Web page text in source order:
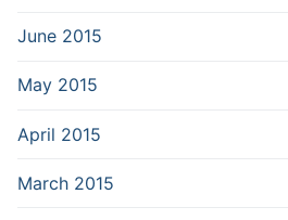
June 2015
May 2015
April 2015
March 2015